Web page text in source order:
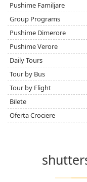
Pushime Familjare
Group Programs
Pushime Dimerore
Pushime Verore
Daily Tours
Tour by Bus
Tour by Flight
Bilete
Oferta Crociere